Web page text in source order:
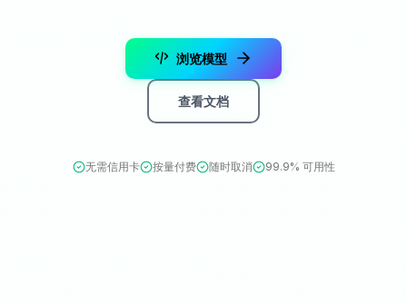
浏览模型
查看文档
无需信用卡 按量付费 随时取消 99.9% 可用性